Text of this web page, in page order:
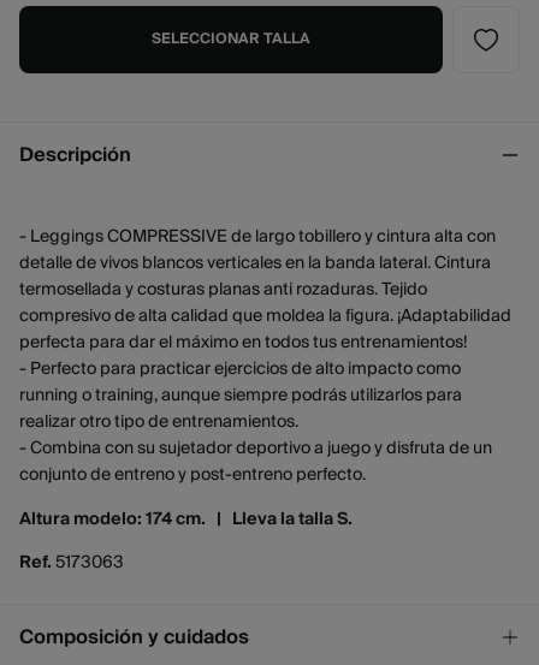
SELECCIONAR TALLA
Descripción
- Leggings COMPRESSIVE de largo tobillero y cintura alta con
detalle de vivos blancos verticales en la banda lateral. Cintura
termosellada y costuras planas anti rozaduras. Tejido
compresivo de alta calidad que moldea la figura. ¡Adaptabilidad
perfecta para dar el máximo en todos tus entrenamientos!
- Perfecto para practicar ejercicios de alto impacto como
running o training, aunque siempre podrás utilizarlos para
realizar otro tipo de entrenamientos.
- Combina con su sujetador deportivo a juego y disfruta de un
conjunto de entreno y post-entreno perfecto.
Altura modelo: 174 cm. | Lleva la talla S.
Ref.5173063
Composición y cuidados